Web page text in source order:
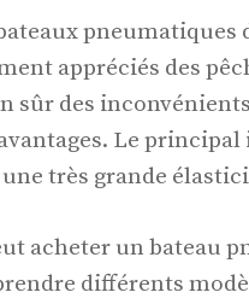
pneumatiques
appréciés des
sûr des
Le
très grande
acheter un bateau
différents